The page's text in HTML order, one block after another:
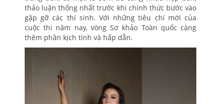
thảo luận thống nhất trước khi chính thức bước vào
gặp gỡ các thí sinh. Với những tiêu chí mới của
cuộc thi năm nay, vòng Sơ khảo Toàn quốc càng
thêm phần kịch tính và hấp dẫn.